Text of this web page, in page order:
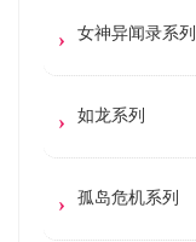
女神异闻录系列
如龙系列
孤岛危机系列